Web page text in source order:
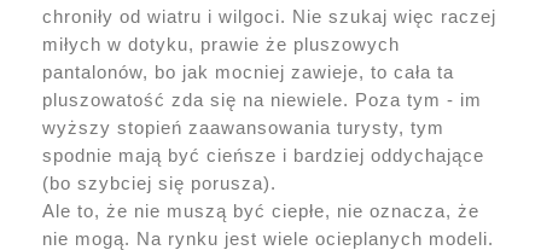
chroniły od wiatru i wilgoci. Nie szukaj więc raczej
miłych w dotyku, prawie że pluszowych
pantalonów, bo jak mocniej zawieje, to cała ta
pluszowatość zda się na niewiele. Poza tym - im
wyższy stopień zaawansowania turysty, tym
spodnie mają być cieńsze i bardziej oddychające
(bo szybciej się porusza).
Ale to, że nie muszą być ciepłe, nie oznacza, że
nie mogą. Na rynku jest wiele ocieplanych modeli.